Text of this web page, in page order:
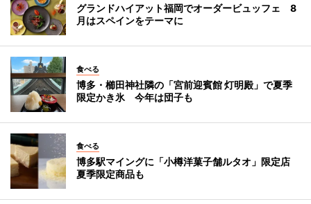
グランドハイアット福岡でオーダービュッフェ 8
月はスペインをテーマに
食べる
博多・櫛田神社隣の「宮前迎賓館 灯明殿」で夏季
限定かき氷 今年は団子も
食べる
博多駅マイングに「小樽洋菓子舗ルタオ」限定店
夏季限定商品も